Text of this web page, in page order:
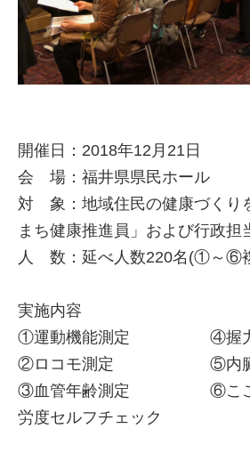
開催日：2018年12月21日
会 場：福井県県民ホール
対 象：地域住民の健康づくり
まち健康推進員」および行政担
人 数：延べ人数220名(①～⑥
実施内容
①運動機能測定 ④握力
②ロコモ測定 ⑤内臓
③血管年齢測定 ⑥こころ
労度セルフチェック